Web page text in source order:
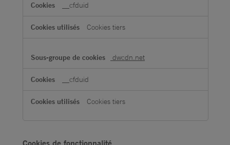
__cfduid
Cookies tiers
dwcdn.net
__cfduid
Cookies tiers